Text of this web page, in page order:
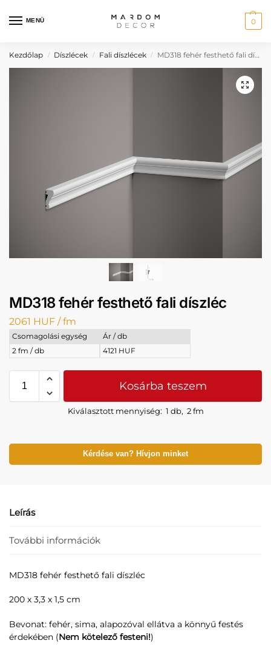
MENÜ 0
Kezdőlap / Díszlécek / Fali díszlécek / MD318 fehér festhető fali díszléc
MD318 fehér festhető fali díszléc
2061 HUF / fm
Csomagolási egység
Ár / db
2 fm / db
4121 HUF
Kosárba teszem
Kiválasztott mennyiség: 1 db, 2 fm
Kérdése van? Hívjon minket
Leírás
További információk
MD318 fehér festhető fali díszléc
200 x 3,3 x 1,5 cm
Bevonat: fehér, sima, alapozóval ellátva a könnyű festés
érdekében (Nem kötelező festeni!)